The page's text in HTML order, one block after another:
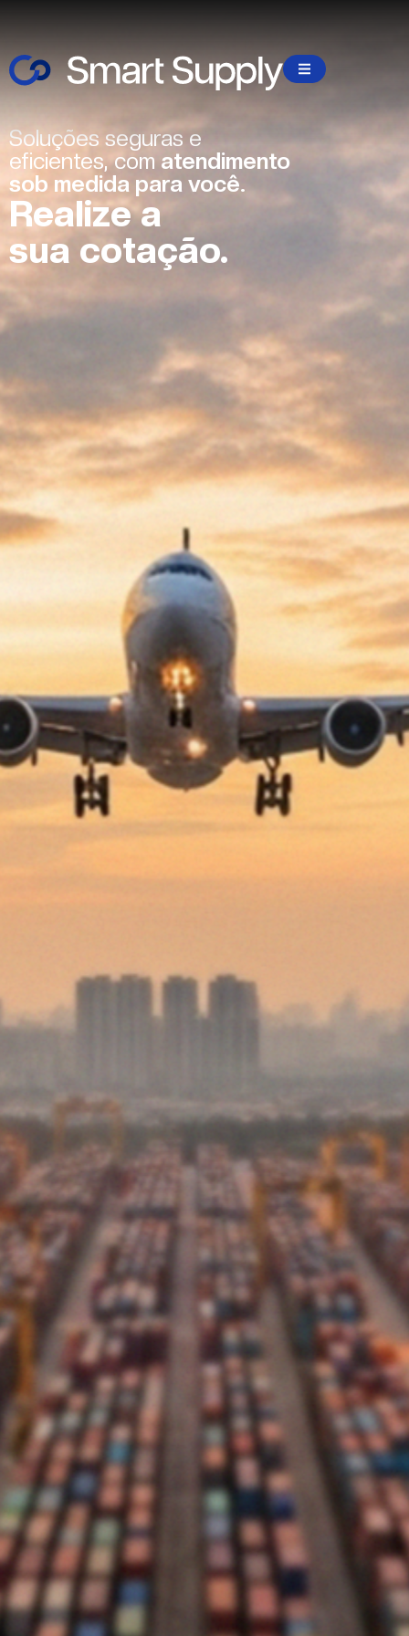
Soluções seguras e
eficientes, com atendimento
sob medida para você.
Realize a
sua cotação.